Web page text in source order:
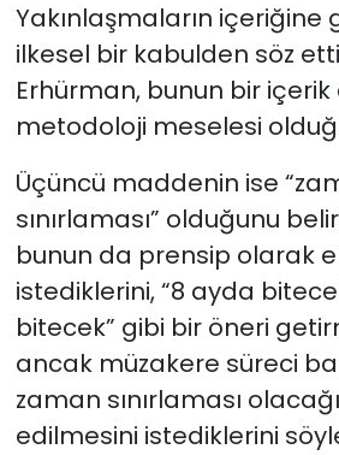
Yakınlaşmaların içeriğine
ilkesel bir kabulden söz
Erhürman, bunun bir içerik
metodoloji meselesi
Üçüncü maddenin ise
sınırlaması” olduğunu
bunun da prensip olarak
istediklerini, “8 ayda
bitecek” gibi bir öneri
ancak müzakere süreci
zaman sınırlaması
edilmesini istediklerini